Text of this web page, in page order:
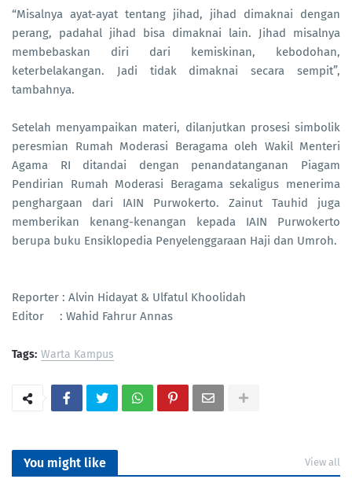
“Misalnya ayat-ayat tentang jihad, jihad dimaknai dengan
perang, padahal jihad bisa dimaknai lain. Jihad misalnya
membebaskan diri dari kemiskinan, kebodohan,
keterbelakangan. Jadi tidak dimaknai secara sempit”,
tambahnya.
Setelah menyampaikan materi, dilanjutkan prosesi simbolik
peresmian Rumah Moderasi Beragama oleh Wakil Menteri
Agama RI ditandai dengan penandatanganan Piagam
Pendirian Rumah Moderasi Beragama sekaligus menerima
penghargaan dari IAIN Purwokerto. Zainut Tauhid juga
memberikan kenang-kenangan kepada IAIN Purwokerto
berupa buku Ensiklopedia Penyelenggaraan Haji dan Umroh.
Reporter : Alvin Hidayat & Ulfatul Khoolidah
Editor : Wahid Fahrur Annas
Tags: Warta Kampus
You might like View all